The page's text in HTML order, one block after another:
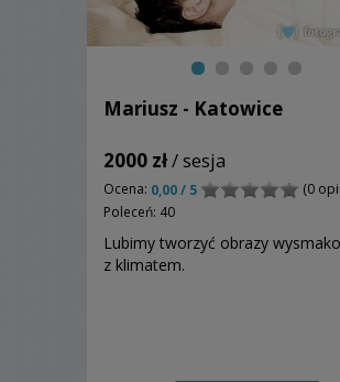
Mariusz - Katowice
2000 zł/ sesja
Ocena: 0,00 / 5
(0
Poleceń: 40
Lubimy tworzyć obrazy
z klimatem.